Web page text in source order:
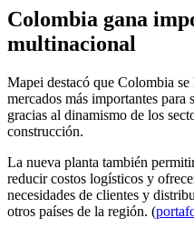
Colombia gana
multinacional
Mapei destacó que Colombia
mercados más importantes
gracias al dinamismo de los
construcción.
La nueva planta también
reducir costos logísticos y
necesidades de clientes y
otros países de la región. (